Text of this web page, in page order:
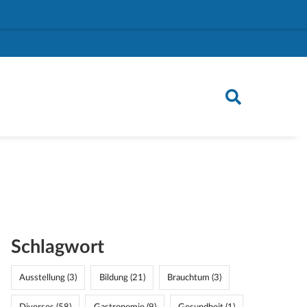
Schlagwort
Ausstellung (3) Bildung (21) Brauchtum (3)